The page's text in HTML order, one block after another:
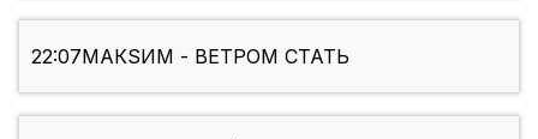
22:07МАКSИМ - ВЕТРОМ СТАТЬ